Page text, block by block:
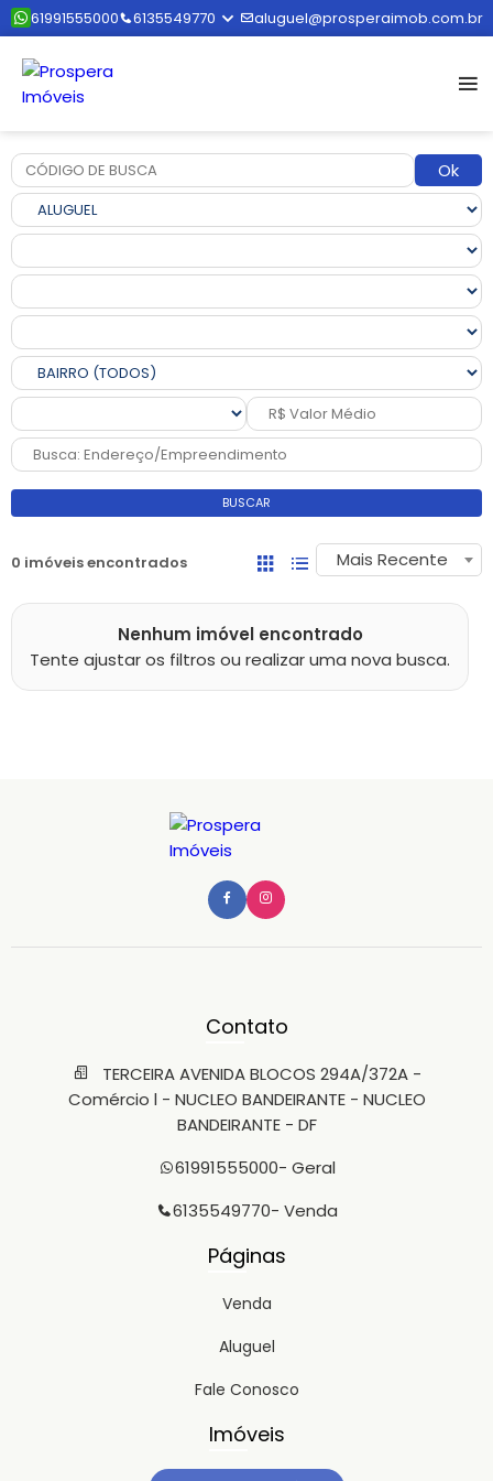
61991555000 6135549770 aluguel@prosperaimob.com.br
Ok
BUSCAR
0 imóveis encontrados Mais Recente
Nenhum imóvel encontrado
Tente ajustar os filtros ou realizar uma nova busca.
Contato
TERCEIRA AVENIDA BLOCOS 294A/372A -
Comércio l - NUCLEO BANDEIRANTE - NUCLEO
BANDEIRANTE - DF
61991555000- Geral
6135549770- Venda
Páginas
Venda
Aluguel
Fale Conosco
Imóveis